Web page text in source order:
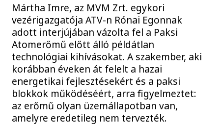
Mártha Imre, az MVM Zrt. egykori
vezérigazgatója ATV-n Rónai Egonnak
adott interjújában vázolta fel a Paksi
Atomerőmű előtt álló példátlan
technológiai kihívásokat. A szakember, aki
korábban éveken át felelt a hazai
energetikai fejlesztésekért és a paksi
blokkok működéséért, arra figyelmeztet:
az erőmű olyan üzemállapotban van,
amelyre eredetileg nem tervezték.